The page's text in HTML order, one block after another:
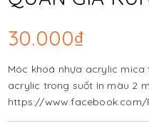
30.000₫
Móc khoá nhựa acrylic mica
acrylic trong suốt In màu 2
https://www.facebook.com/
https://shopee.vn/